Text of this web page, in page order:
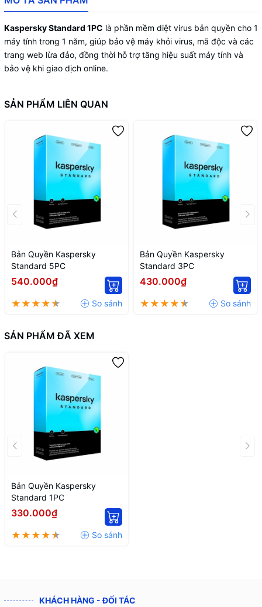
Kaspersky Standard 1PC là phần mềm diệt virus bản quyền cho 1
máy tính trong 1 năm, giúp bảo vệ máy khỏi virus, mã độc và các
trang web lừa đảo, đồng thời hỗ trợ tăng hiệu suất máy tính và
bảo vệ khi giao dịch online.
SẢN PHẨM LIÊN QUAN
Bản Quyền Kaspersky
Standard 5PC
540.000₫
Bản Quyền Kaspersky
Standard 3PC
430.000₫
SẢN PHẨM ĐÃ XEM
Bản Quyền Kaspersky
Standard 1PC
330.000₫
KHÁCH HÀNG - ĐỐI TÁC